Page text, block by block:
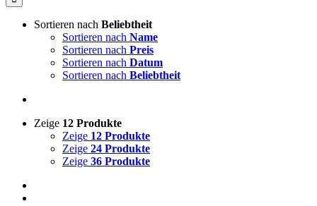
Sortieren nach Beliebtheit
Sortieren nach Name
Sortieren nach Preis
Sortieren nach Datum
Sortieren nach Beliebtheit
Zeige 12 Produkte
Zeige 12 Produkte
Zeige 24 Produkte
Zeige 36 Produkte